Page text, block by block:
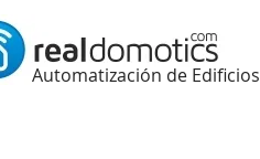
Automatización de Edificios